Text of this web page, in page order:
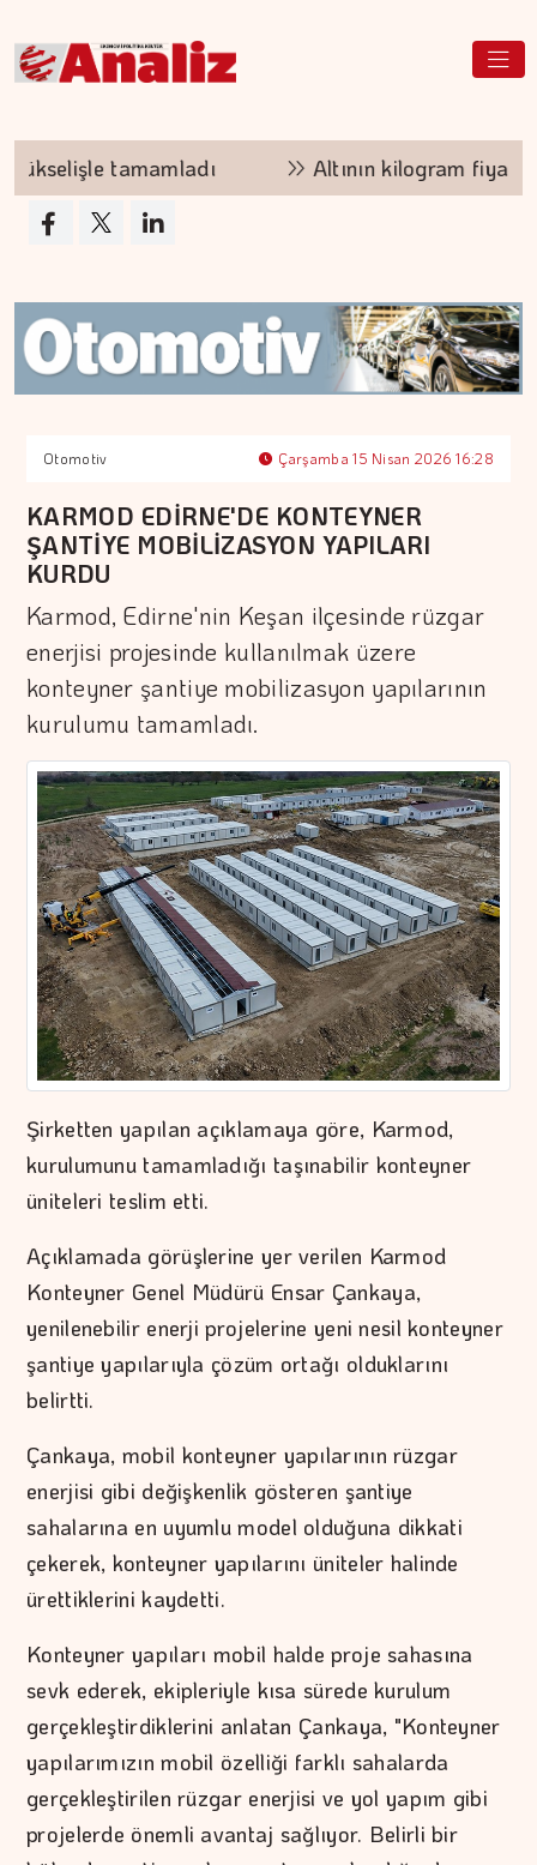
tamamladı Altının kilogram fiyatı
Otomotiv Çarşamba 15 Nisan 2026 16:28
KARMOD EDİRNE'DE KONTEYNER
ŞANTİYE MOBİLİZASYON YAPILARI
KURDU
Karmod, Edirne'nin Keşan ilçesinde rüzgar
enerjisi projesinde kullanılmak üzere
konteyner şantiye mobilizasyon yapılarının
kurulumu tamamladı.
Şirketten yapılan açıklamaya göre, Karmod,
kurulumunu tamamladığı taşınabilir konteyner
üniteleri teslim etti.
Açıklamada görüşlerine yer verilen Karmod
Konteyner Genel Müdürü Ensar Çankaya,
yenilenebilir enerji projelerine yeni nesil konteyner
şantiye yapılarıyla çözüm ortağı olduklarını
belirtti.
Çankaya, mobil konteyner yapılarının rüzgar
enerjisi gibi değişkenlik gösteren şantiye
sahalarına en uyumlu model olduğuna dikkati
çekerek, konteyner yapılarını üniteler halinde
ürettiklerini kaydetti.
Konteyner yapıları mobil halde proje sahasına
sevk ederek, ekipleriyle kısa sürede kurulum
gerçekleştirdiklerini anlatan Çankaya, "Konteyner
yapılarımızın mobil özelliği farklı sahalarda
gerçekleştirilen rüzgar enerjisi ve yol yapım gibi
projelerde önemli avantaj sağlıyor. Belirli bir